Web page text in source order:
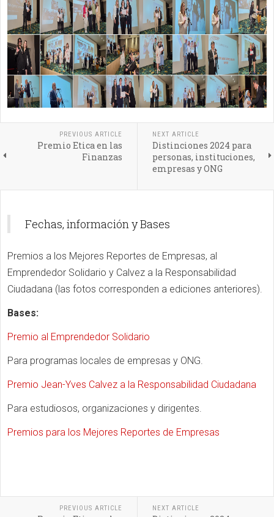
PREVIOUS ARTICLE
Premio Etica en las
Finanzas
NEXT ARTICLE
Distinciones 2024 para
personas, instituciones,
empresas y ONG
Fechas, información y Bases
Premios a los Mejores Reportes de Empresas, al
Emprendedor Solidario y Calvez a la Responsabilidad
Ciudadana (las fotos corresponden a ediciones anteriores).
Bases:
Premio al Emprendedor Solidario
Para programas locales de empresas y ONG.
Premio Jean-Yves Calvez a la Responsabilidad Ciudadana
Para estudiosos, organizaciones y dirigentes.
Premios para los Mejores Reportes de Empresas
PREVIOUS ARTICLE NEXT ARTICLE